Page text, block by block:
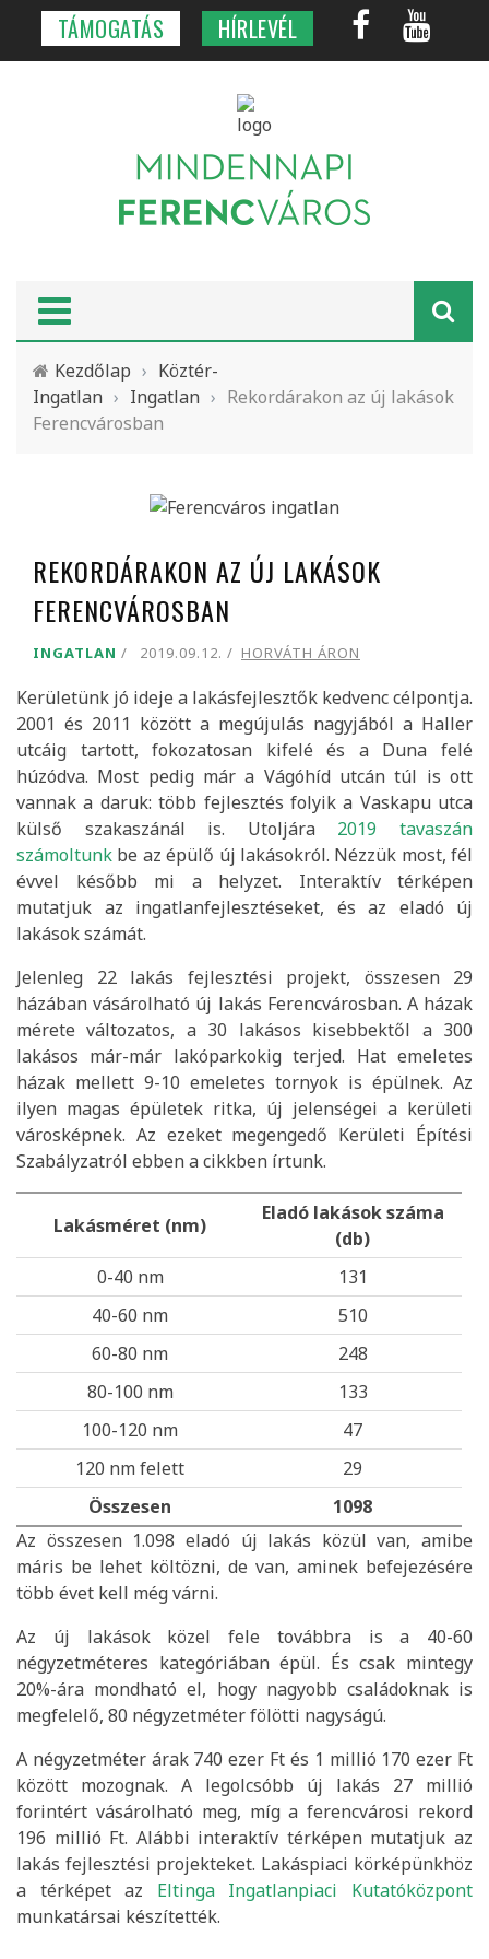
TÁMOGATÁS HÍRLEVÉL
Kezdőlap › Köztér-
Ingatlan › Ingatlan › Rekordárakon az új lakások
Ferencvárosban
REKORDÁRAKON AZ ÚJ LAKÁSOK
FERENCVÁROSBAN
INGATLAN 2019.09.12. HORVÁTH ÁRON
Kerületünk jó ideje a lakásfejlesztők kedvenc célpontja.
2001 és 2011 között a megújulás nagyjából a Haller
utcáig tartott, fokozatosan kifelé és a Duna felé
húzódva. Most pedig már a Vágóhíd utcán túl is ott
vannak a daruk: több fejlesztés folyik a Vaskapu utca
külső szakaszánál is. Utoljára 2019 tavaszán
számoltunk be az épülő új lakásokról. Nézzük most, fél
évvel később mi a helyzet. Interaktív térképen
mutatjuk az ingatlanfejlesztéseket, és az eladó új
lakások számát.
Jelenleg 22 lakás fejlesztési projekt, összesen 29
házában vásárolható új lakás Ferencvárosban. A házak
mérete változatos, a 30 lakásos kisebbektől a 300
lakásos már-már lakóparkokig terjed. Hat emeletes
házak mellett 9-10 emeletes tornyok is épülnek. Az
ilyen magas épületek ritka, új jelenségei a kerületi
városképnek. Az ezeket megengedő Kerületi Építési
Szabályzatról ebben a cikkben írtunk.
Lakásméret (nm)
Eladó lakások száma
(db)
0-40 nm
131
40-60 nm
510
60-80 nm
248
80-100 nm
133
100-120 nm
47
120 nm felett
29
Összesen
1098
Az összesen 1.098 eladó új lakás közül van, amibe
máris be lehet költözni, de van, aminek befejezésére
több évet kell még várni.
Az új lakások közel fele továbbra is a 40-60
négyzetméteres kategóriában épül. És csak mintegy
20%-ára mondható el, hogy nagyobb családoknak is
megfelelő, 80 négyzetméter fölötti nagyságú.
A négyzetméter árak 740 ezer Ft és 1 millió 170 ezer Ft
között mozognak. A legolcsóbb új lakás 27 millió
forintért vásárolható meg, míg a ferencvárosi rekord
196 millió Ft. Alábbi interaktív térképen mutatjuk az
lakás fejlesztési projekteket. Lakáspiaci körképünkhöz
a térképet az Eltinga Ingatlanpiaci Kutatóközpont
munkatársai készítették.